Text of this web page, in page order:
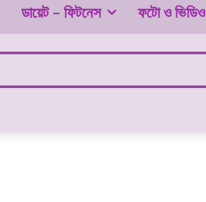
ডায়েট – ফিটনেস ফটো ও ভিডিও